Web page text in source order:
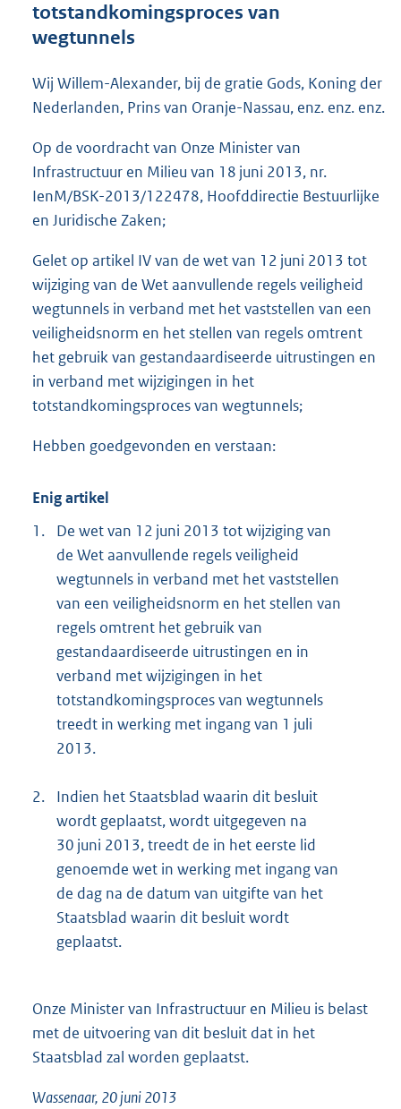
b
totstandkomingsproces van
wegtunnels
Wij Willem-Alexander, bij de gratie Gods, Koning der
Nederlanden, Prins van Oranje-Nassau, enz. enz. enz.
Op de voordracht van Onze Minister van
Infrastructuur en Milieu van 18 juni 2013, nr.
IenM/BSK-2013/122478, Hoofddirectie Bestuurlijke
en Juridische Zaken;
Gelet op artikel IV van de wet van 12 juni 2013 tot
wijziging van de Wet aanvullende regels veiligheid
wegtunnels in verband met het vaststellen van een
veiligheidsnorm en het stellen van regels omtrent
het gebruik van gestandaardiseerde uitrustingen en
in verband met wijzigingen in het
totstandkomingsproces van wegtunnels;
Hebben goedgevonden en verstaan:
Enig artikel
1.
De wet van 12 juni 2013 tot wijziging van
de Wet aanvullende regels veiligheid
wegtunnels in verband met het vaststellen
van een veiligheidsnorm en het stellen van
regels omtrent het gebruik van
gestandaardiseerde uitrustingen en in
verband met wijzigingen in het
totstandkomingsproces van wegtunnels
treedt in werking met ingang van 1 juli
2013.
2.
Indien het Staatsblad waarin dit besluit
wordt geplaatst, wordt uitgegeven na
30 juni 2013, treedt de in het eerste lid
genoemde wet in werking met ingang van
de dag na de datum van uitgifte van het
Staatsblad waarin dit besluit wordt
geplaatst.
Onze Minister van Infrastructuur en Milieu is belast
met de uitvoering van dit besluit dat in het
Staatsblad zal worden geplaatst.
Wassenaar, 20 juni 2013